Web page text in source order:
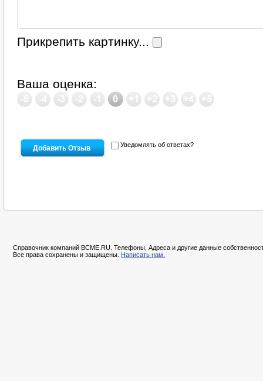
Прикрепить картинку...
Ваша оценка:
Уведомлять об ответах?
Справочник компаний BCME.RU. Телефоны, Адреса и другие данные
Все права сохранены и защищены. Написать нам.